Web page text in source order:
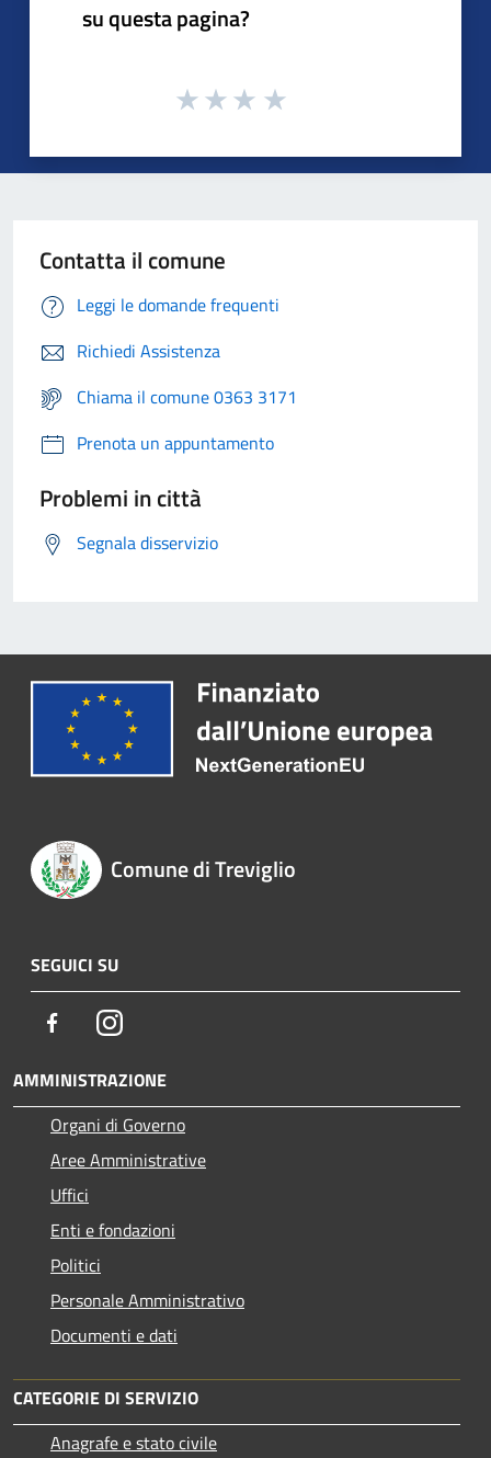
su questa pagina?
Contatta il comune
Leggi le domande frequenti
Richiedi Assistenza
Chiama il comune 0363 3171
Prenota un appuntamento
Problemi in città
Segnala disservizio
Comune di Treviglio
SEGUICI SU
FacebookInstagram
AMMINISTRAZIONE
Organi di Governo
Aree Amministrative
Uffici
Enti e fondazioni
Politici
Personale Amministrativo
Documenti e dati
CATEGORIE DI SERVIZIO
Anagrafe e stato civile